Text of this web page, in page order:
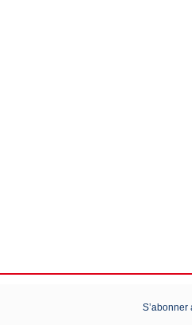
S’abonner